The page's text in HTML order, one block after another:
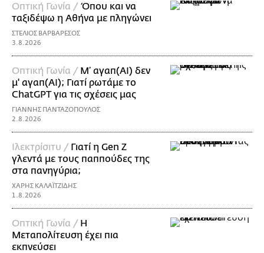
Οπτική Γωνία /Όπου και να
ταξιδέψω η Αθήνα με πληγώνει
ΣΤΕΛΙΟΣ ΒΑΡΒΑΡΕΣΟΣ
3.8.2026
Οπτική Γωνία / Μ’ αγαπ(AI) δεν
μ' αγαπ(ΑΙ); Γιατί ρωτάμε το
ChatGPT για τις σχέσεις μας
ΓΙΑΝΝΗΣ ΠΑΝΤΑΖΟΠΟΥΛΟΣ
2.8.2026
Ιλεκτρίσιτυ / Γιατί η Gen Z
γλεντά με τους παππούδες της
στα πανηγύρια;
ΧΑΡΗΣ ΚΑΛΑΪΤΖΙΔΗΣ
1.8.2026
Οπτική Γωνία / Η
Μεταπολίτευση έχει πια
εκπνεύσει